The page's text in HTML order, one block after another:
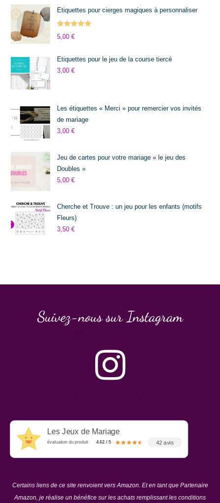
Etiquettes pour cierges magiques à personnaliser
Note 5.00
5,00€
Etiquettes pour le jeu de la course tiercé
3,00€
Les étiquettes « Merci » pour remercier vos invités
de mariage
3,00€
Jeu de cartes pour votre mariage « le jeu des
Doubles »
5,00€
Cherche et Trouve : un jeu pour les enfants (motifs
Fleurs)
3,50€
Suivez-nous sur Instagram
Les Jeux de Mariage
évaluation du produit 4.62 / 5 42 avis
Certains liens de ce site renvoient vers Amazon. Et en tant que Partenaire
Amazon, je réalise un bénéfice sur les achats remplissant les conditions